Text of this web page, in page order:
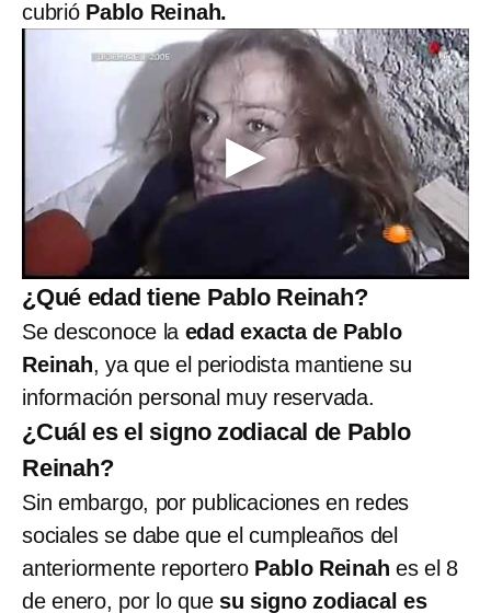
cubrió Pablo Reinah.
¿Qué edad tiene Pablo Reinah?
Se desconoce laedad exacta de Pablo
Reinah, ya que el periodista mantiene su
información personal muy reservada.
¿Cuál es el signo zodiacal de Pablo
Reinah?
Sin embargo, por publicaciones en redes
sociales se dabe que el cumpleaños del
anteriormente reportero Pablo Reinah es el 8
de enero, por lo quesu signo zodiacal es